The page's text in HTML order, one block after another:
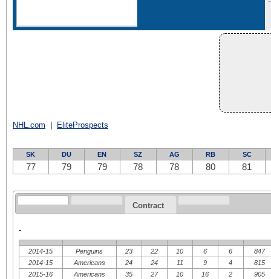
NHL.com EliteProspects
SK DU EN SZ AG RB SC
77 79 79 78 78 80 81
Contract
-
2014-15 Penguins 23 22 10 6 6
847
2014-15
Americans 24 24 11 9 4
815
2015-16
Americans 35 27 10 16 2
905